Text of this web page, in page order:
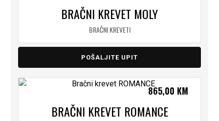
BRAČNI KREVET MOLY
BRAČNI KREVETI
POŠALJITE UPIT
BRAČNI KREVET ROMANCE
865,00 KM